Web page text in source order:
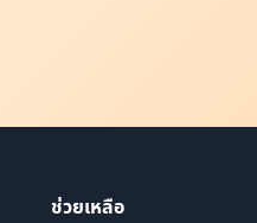
ช่วยเหลือ